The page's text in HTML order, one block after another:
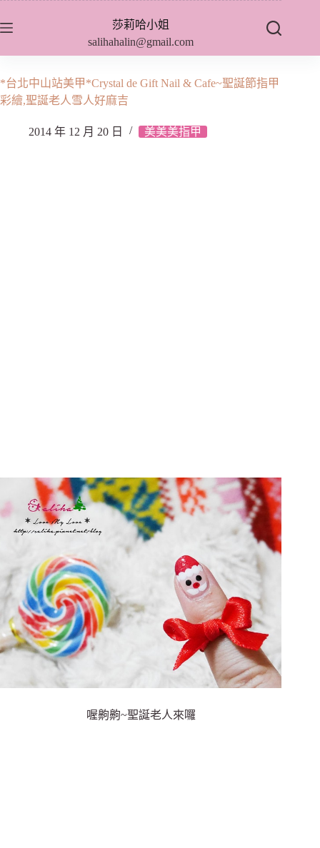
至
內
容
莎莉哈小姐
salihahalin@gmail.com
*台北中山站美甲*Crystal de Gift Nail & Cafe~聖誕節指甲
彩繪,聖誕老人雪人好麻吉
2014 年 12 月 20 日 美美美指甲
喔齁齁~聖誕老人來囉